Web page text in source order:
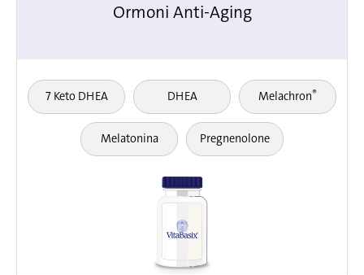
Ormoni Anti-Aging
7 Keto DHEA DHEA Melachron®
Melatonina Pregnenolone